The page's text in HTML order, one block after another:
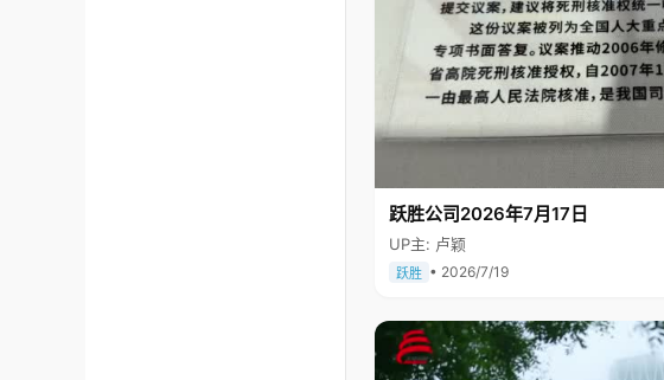
跃胜公司2026年7月17日
UP主: 卢颖
跃胜 • 2026/7/19